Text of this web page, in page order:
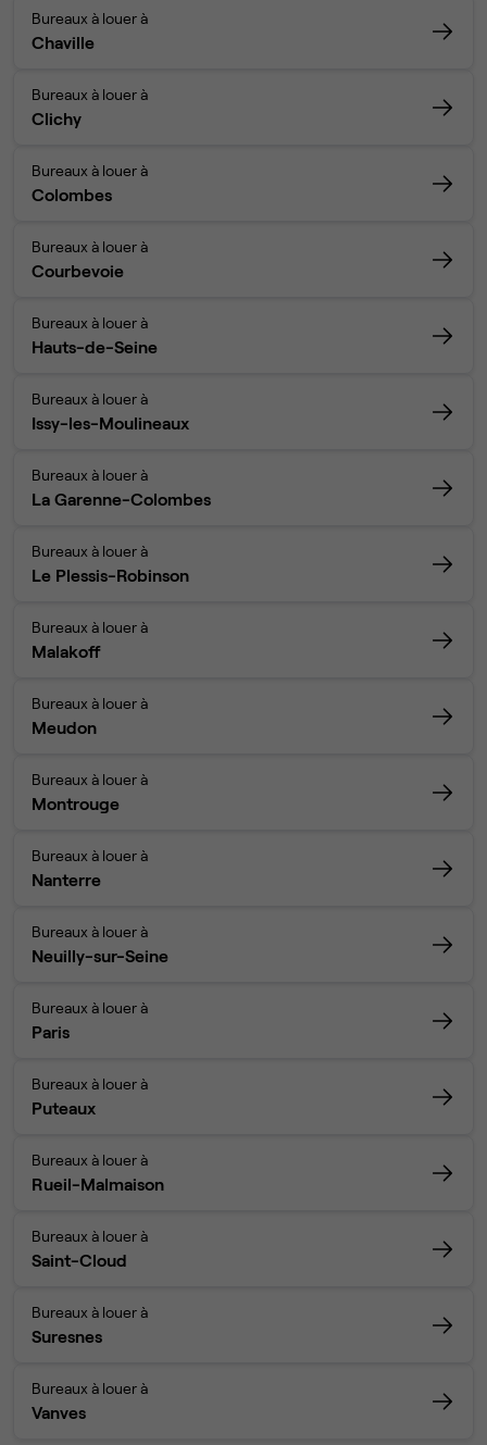
Bureaux à louer à
Chaville
Bureaux à louer à
Clichy
Bureaux à louer à
Colombes
Bureaux à louer à
Courbevoie
Bureaux à louer à
Hauts-de-Seine
Bureaux à louer à
Issy-les-Moulineaux
Bureaux à louer à
La Garenne-Colombes
Bureaux à louer à
Le Plessis-Robinson
Bureaux à louer à
Malakoff
Bureaux à louer à
Meudon
Bureaux à louer à
Montrouge
Bureaux à louer à
Nanterre
Bureaux à louer à
Neuilly-sur-Seine
Bureaux à louer à
Paris
Bureaux à louer à
Puteaux
Bureaux à louer à
Rueil-Malmaison
Bureaux à louer à
Saint-Cloud
Bureaux à louer à
Suresnes
Bureaux à louer à
Vanves